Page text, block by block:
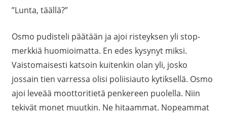
”Lunta, täällä?”
Osmo pudisteli päätään ja ajoi risteyksen yli stop-
merkkiä huomioimatta. En edes kysynyt miksi.
Vaistomaisesti katsoin kuitenkin olan yli, josko
jossain tien varressa olisi poliisiauto kytiksellä. Osmo
ajoi leveää moottoritietä penkereen puolella. Niin
tekivät monet muutkin. Ne hitaammat. Nopeammat